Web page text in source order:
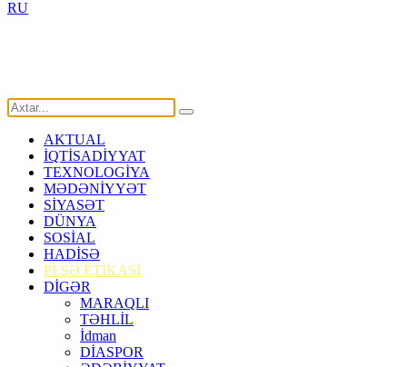
RU
AKTUAL
İQTİSADİYYAT
TEXNOLOGİYA
MƏDƏNİYYƏT
SİYASƏT
DÜNYA
SOSİAL
HADİSƏ
PEŞƏ ETİKASI
DİGƏR
MARAQLI
TƏHLİL
İdman
DİASPOR